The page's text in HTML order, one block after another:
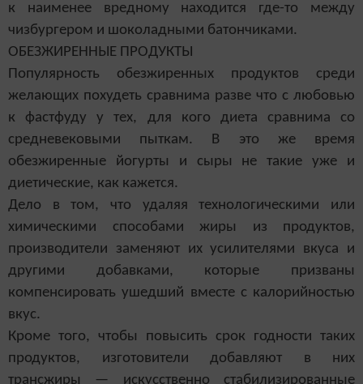
к наименее вредному находится где-то между
чизбургером и шоколадными батончиками.
ОБЕЗЖИРЕННЫЕ ПРОДУКТЫ
Популярность обезжиренных продуктов среди
желающих похудеть сравнима разве что с любовью
к фастфуду у тех, для кого диета сравнима со
средневековыми пыткам. В это же время
обезжиренные йогурты и сыры не такие уже и
диетические, как кажется.
Дело в том, что удаляя технологическими или
химическими способами жиры из продуктов,
производители заменяют их усилителями вкуса и
другими добавками, которые призваны
компенсировать ушедший вместе с калорийностью
вкус.
Кроме того, чтобы повысить срок годности таких
продуктов, изготовители добавляют в них
трансжиры — искусственно стабилизированные